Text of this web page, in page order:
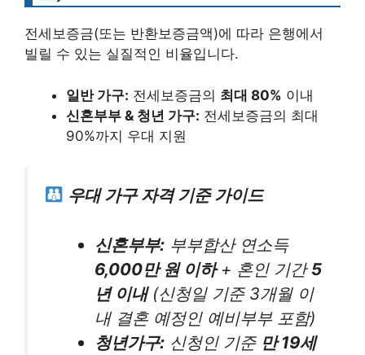
전세보증금(또는 반환보증금액)에 따라 은행에서
빌릴 수 있는 실질적인 비율입니다.
일반 가구: 전세보증금의 최대 80% 이내
신혼부부 & 청년 가구: 전세보증금의 최대
90%까지 우대 지원
우대 가구 자격 기준 가이드
신혼부부: 부부합산 연소득
6,000만 원 이하+ 혼인 기간 5
년 이내(신청일 기준 3개월 이
내 결혼 예정인 예비부부 포함)
청년가구: 신청인 기준 만 19세